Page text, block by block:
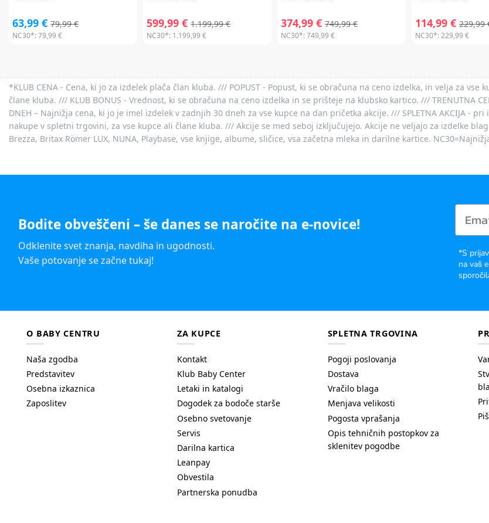
63,99 € 79,99 €
NC30*:79,99 €
599,99 € 1.199,99 €
NC30*: 1.199,99 €
374,99 € 749,99 €
NC30*:749,99 €
114,99 € 229,99
NC30*:229,99 €
*KLUB CENA - Cena, ki jo za izdelek plača član kluba. /// POPUST - Popust, ki se obračuna na ceno izdelka, in velja za vse
člane kluba. /// KLUB BONUS - Vrednost, ki se obračuna na ceno izdelka in se prišteje na klubsko kartico. /// TRENUTNA
DNEH – Najnižja cena, ki jo je imel izdelek v zadnjih 30 dneh za vse kupce na dan pričetka akcije. /// SPLETNA AKCIJA -
nakupe v spletni trgovini, za vse kupce ali člane kluba. /// Akcije se med seboj izključujejo. Akcije ne veljajo za izdelke
Brezza, Britax Römer LUX, NUNA, Playbase, vse knjige, albume, sličice, vsa začetna mleka in darilne kartice.
Bodite obveščeni – še danes se naročite na e-novice!
Odklenite svet znanja, navdiha in ugodnosti.
Vaše potovanje se začne tukaj!
*S
na vaš
O BABY CENTRU
Naša zgodba
Predstavitev
Osebna izkaznica
Zaposlitev
ZA KUPCE
Kontakt
Klub Baby Center
Letaki in katalogi
Dogodek za bodoče starše
Osebno svetovanje
Servis
Darilna kartica
Leanpay
Obvestila
Partnerska ponudba
SPLETNA TRGOVINA
Pogoji poslovanja
Dostava
Vračilo blaga
Menjava velikosti
Pogosta vprašanja
Opis tehničnih postopkov za
sklenitev pogodbe